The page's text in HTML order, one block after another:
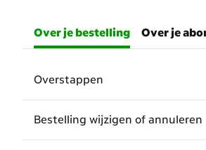
Over je bestelling Over je
Overstappen
Bestelling wijzigen of annuleren